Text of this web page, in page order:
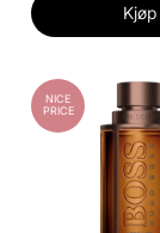
Kjøp
NICE
PRICE